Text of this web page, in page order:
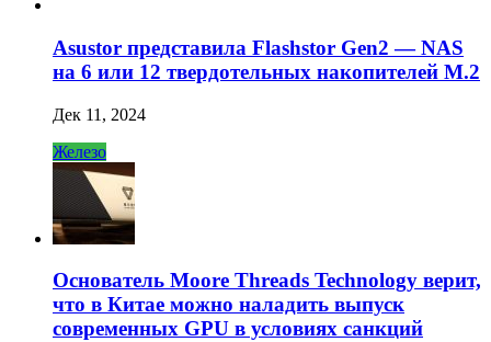
Asustor представила Flashstor Gen2 — NAS
на 6 или 12 твердотельных накопителей M.2
Дек 11, 2024
Железо
Основатель Moore Threads Technology верит,
что в Китае можно наладить выпуск
современных GPU в условиях санкций